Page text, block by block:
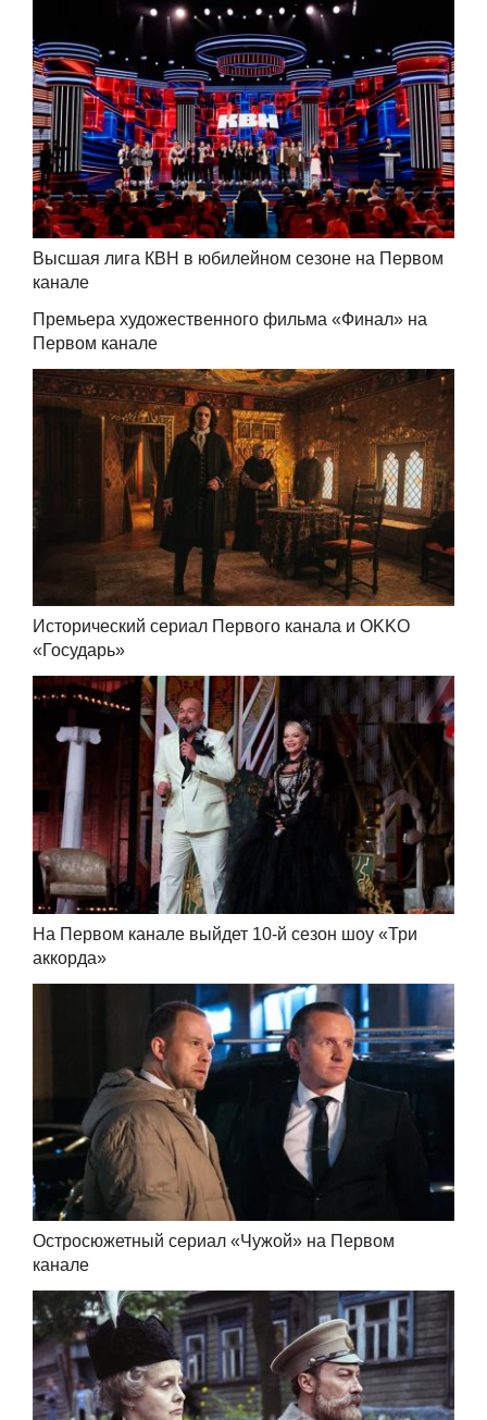
Высшая лига КВН в юбилейном сезоне на Первом
канале
Премьера художественного фильма «Финал» на
Первом канале
Исторический сериал Первого канала и OKKO
«Государь»
На Первом канале выйдет 10-й сезон шоу «Три
аккорда»
Остросюжетный сериал «Чужой» на Первом
канале